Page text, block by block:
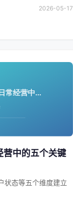
2026-05-17
营中的五个关键
状态等五个维度建立